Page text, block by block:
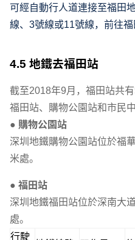
可經自動行人道連接至福田
線、3號線或11號線，前往
4.5 地鐵去福田站
截至2018年9月，福田站共
福田站、購物公園站和市民中
● 購物公園站
深圳地鐵購物公園站位於福
米處。
● 福田站
深圳地鐵福田站位於深南大
處。
行駛